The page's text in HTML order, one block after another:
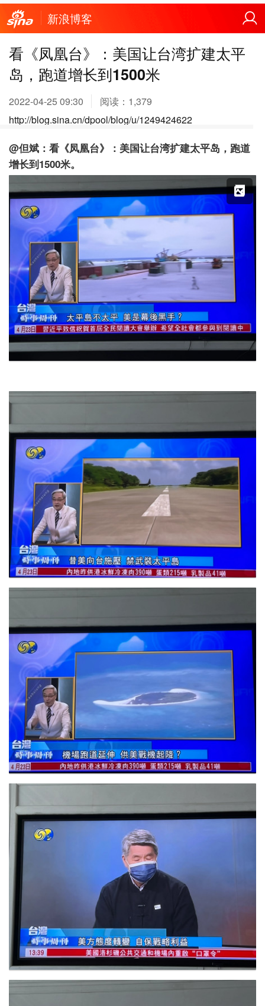
新浪博客
看《凤凰台》：美国让台湾扩建太平
岛，跑道增长到1500米
2022-04-25 09:30 阅读： 1,379
http://blog.sina.cn/dpool/blog/u/1249424622
@但斌：看《凤凰台》：美国让台湾扩建太平岛，跑道
增长到1500米。
X